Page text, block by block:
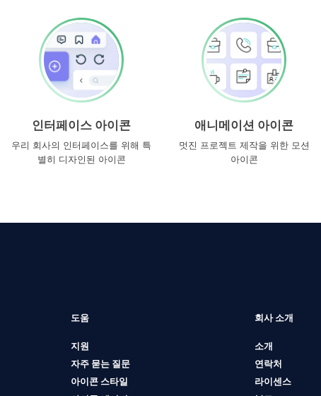
인터페이스 아이콘
우리 회사의 인터페이스를 위해 특
별히 디자인된 아이콘
애니메이션 아이콘
멋진 프로젝트 제작을 위한 모션
아이콘
도움
지원
자주 묻는 질문
아이콘 스타일
회사 소개
소개
연락처
라이센스